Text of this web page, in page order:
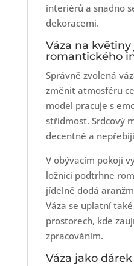
interiérů a snadno
dekoracemi.
Váza na květiny
romantického
Správně zvolená
změnit atmosféru
model pracuje s
střídmost. Srdcový
decentně a
V obývacím pokoji
ložnici podtrhne
jídelně dodá
Váza se uplatní
prostorech, kde
zpracováním.
Váza jako dárek